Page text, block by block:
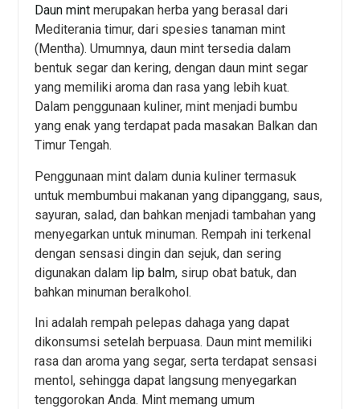
Daun mint merupakan herba yang berasal dari
Mediterania timur, dari spesies tanaman mint
(Mentha). Umumnya, daun mint tersedia dalam
bentuk segar dan kering, dengan daun mint segar
yang memiliki aroma dan rasa yang lebih kuat.
Dalam penggunaan kuliner, mint menjadi bumbu
yang enak yang terdapat pada masakan Balkan dan
Timur Tengah.
Penggunaan mint dalam dunia kuliner termasuk
untuk membumbui makanan yang dipanggang, saus,
sayuran, salad, dan bahkan menjadi tambahan yang
menyegarkan untuk minuman. Rempah ini terkenal
dengan sensasi dingin dan sejuk, dan sering
digunakan dalam lip balm, sirup obat batuk, dan
bahkan minuman beralkohol.
Ini adalah rempah pelepas dahaga yang dapat
dikonsumsi setelah berpuasa. Daun mint memiliki
rasa dan aroma yang segar, serta terdapat sensasi
mentol, sehingga dapat langsung menyegarkan
tenggorokan Anda. Mint memang umum